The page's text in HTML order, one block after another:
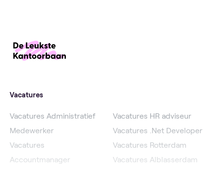
Vacatures
Vacatures Administratief
Medewerker
Vacatures
Accountmanager
Vacatures HR adviseur
Vacatures .Net Developer
Vacatures Rotterdam
Vacatures Alblasserdam